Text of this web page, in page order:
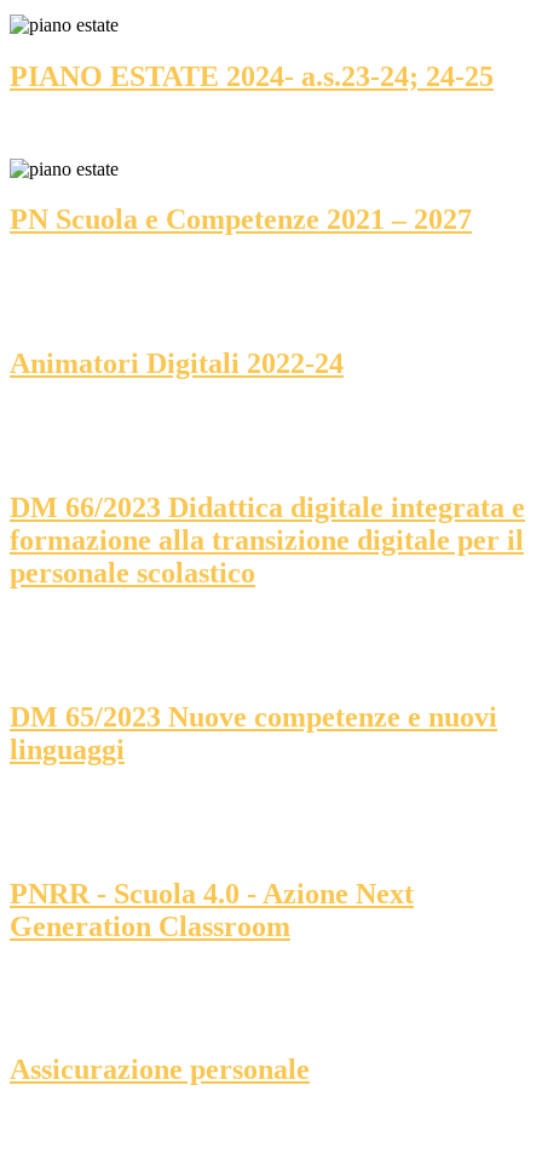
PIANO ESTATE 2024- a.s.23-24; 24-25
PN Scuola e Competenze 2021 – 2027
Animatori Digitali 2022-24
DM 66/2023 Didattica digitale integrata e
formazione alla transizione digitale per il
personale scolastico
DM 65/2023 Nuove competenze e nuovi
linguaggi
PNRR - Scuola 4.0 - Azione Next
Generation Classroom
Assicurazione personale